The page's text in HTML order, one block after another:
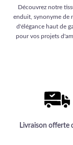
Découvrez notre
enduit, synonyme de
d'élégance haut de
pour vos projets
Livraison offerte